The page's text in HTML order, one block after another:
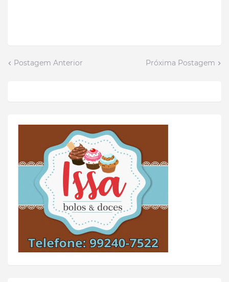
Postagem Anterior Próxima Postagem